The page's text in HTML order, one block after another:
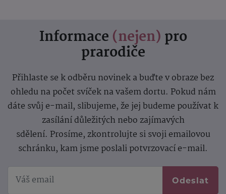
Informace (nejen) pro
prarodiče
Přihlaste se k odběru novinek a buďte v obraze bez
ohledu na počet svíček na vašem dortu. Pokud nám
dáte svůj e-mail, slibujeme, že jej budeme používat k
zasílání důležitých nebo zajímavých
sdělení. Prosíme, zkontrolujte si svoji emailovou
schránku, kam jsme poslali potvrzovací e-mail.
Odeslat